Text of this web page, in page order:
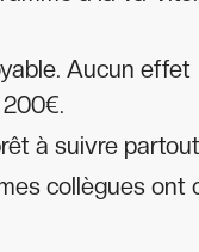
Aucun effet
à suivre
collègues ont